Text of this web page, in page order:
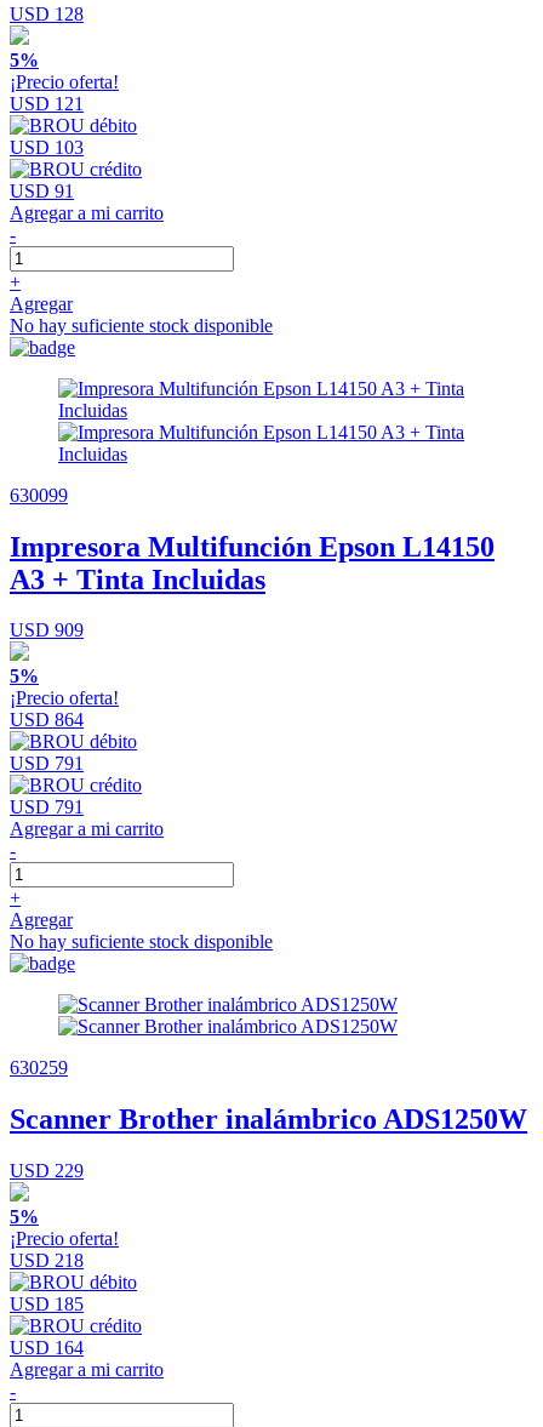
USD 128
5%
¡Precio oferta!
USD 121
USD 103
USD 91
Agregar a mi carrito
-
+
Agregar
No hay suficiente stock disponible
630099
Impresora Multifunción Epson L14150
A3 + Tinta Incluidas
USD 909
5%
¡Precio oferta!
USD 864
USD 791
USD 791
Agregar a mi carrito
-
+
Agregar
No hay suficiente stock disponible
630259
Scanner Brother inalámbrico ADS1250W
USD 229
5%
¡Precio oferta!
USD 218
USD 185
USD 164
Agregar a mi carrito
-